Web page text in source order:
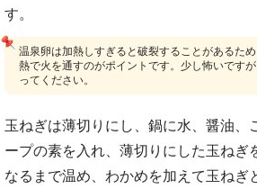
す。
温泉卵は加熱しすぎると破裂することがあるた
熱で火を通すのがポイントです。少し怖いです
ってください。
📌
玉ねぎは薄切りにし、鍋に水、醤油、
ープの素を入れ、薄切りにした玉ねぎ
なるまで温め、わかめを加えて玉ねぎ